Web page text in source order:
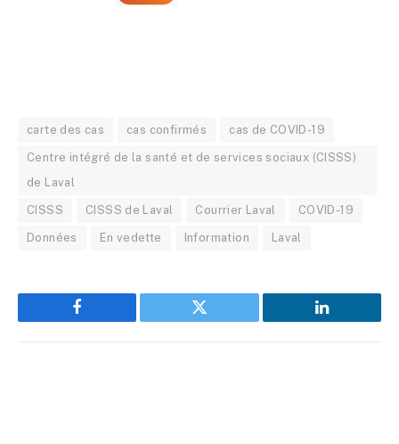
carte des cas cas confirmés cas de COVID-19
Centre intégré de la santé et de services sociaux (CISSS)
de Laval
CISSS CISSS de Laval Courrier Laval COVID-19
Données En vedette Information Laval
Facebook Twitter LinkedIn